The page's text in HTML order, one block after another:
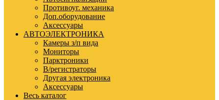
Противоуг. механика
Доп.оборудование
Аксессуары
АВТОЭЛЕКТРОНИКА
Камеры з/п вида
Мониторы
Парктроники
В/регистраторы
Другая электроника
Аксессуары
Весь каталог